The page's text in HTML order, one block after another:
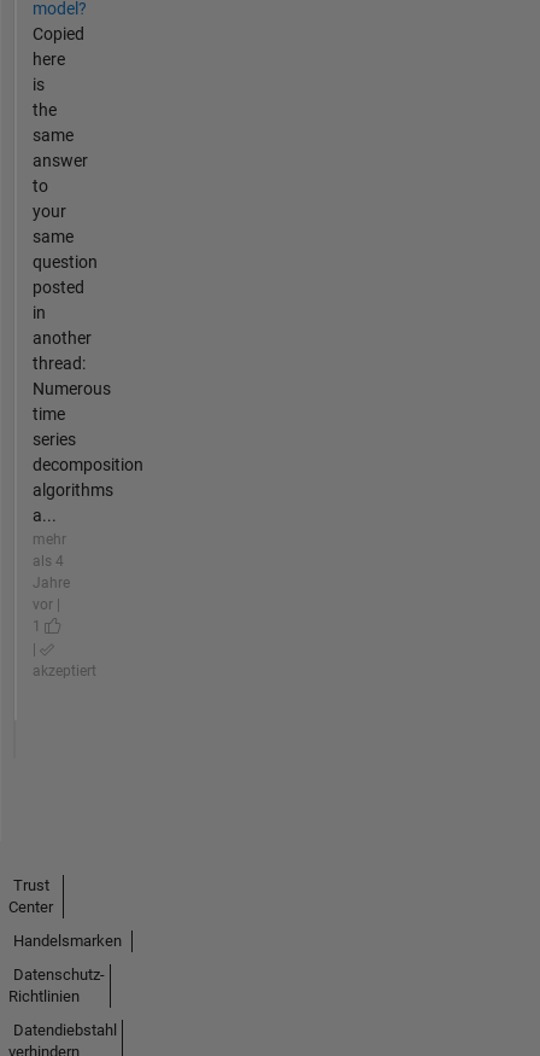
model?
Copied
here
is
the
same
answer
to
your
same
question
posted
in
another
thread:
Numerous
time
series
decomposition
algorithms
a...
mehr
als 4
Jahre
vor |
1
|
akzeptiert
Trust
Center
Handelsmarken
Datenschutz-
Richtlinien
Datendiebstahl
verhindern